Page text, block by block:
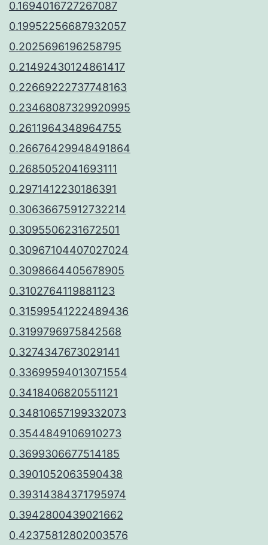
0.1694016727267087
0.19952256687932057
0.2025696196258795
0.21492430124861417
0.22669222737748163
0.23468087329920995
0.2611964348964755
0.26676429948491864
0.2685052041693111
0.2971412230186391
0.30636675912732214
0.3095506231672501
0.30967104407027024
0.3098664405678905
0.3102764119881123
0.31599541222489436
0.3199796975842568
0.3274347673029141
0.33699594013071554
0.3418406820551121
0.34810657199332073
0.3544849106910273
0.3699306677514185
0.3901052063590438
0.39314384371795974
0.3942800439021662
0.42375812802003576